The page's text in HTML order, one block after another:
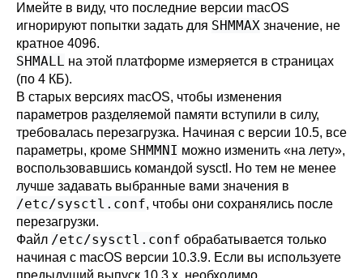
Имейте в виду, что последние версии macOS
игнорируют попытки задать для SHMMAX значение, не
кратное 4096.
SHMALL на этой платформе измеряется в страницах
(по 4 КБ).
В старых версиях macOS, чтобы изменения
параметров разделяемой памяти вступили в силу,
требовалась перезагрузка. Начиная с версии 10.5, все
параметры, кроме SHMMNI можно изменить «на лету»,
воспользовавшись командой sysctl . Но тем не менее
лучше задавать выбранные вами значения в
/etc/sysctl.conf, чтобы они сохранялись после
перезагрузки.
Файл /etc/sysctl.conf обрабатывается только
начиная с macOS версии 10.3.9. Если вы используете
предыдущий выпуск 10.3.x, необходимо